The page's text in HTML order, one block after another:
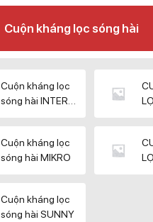
Cuộn kháng lọc sóng hài
Cuộn kháng lọc
sóng hài INTER
Cuộn kháng lọc
sóng hài MIKRO
Cuộn kháng lọc
sóng hài SUNNY